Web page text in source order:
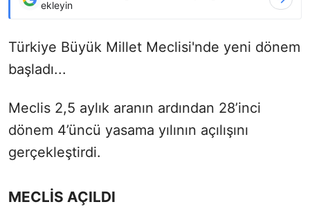
ekleyin
Türkiye Büyük Millet Meclisi'nde yeni dönem
başladı...
Meclis 2,5 aylık aranın ardından 28’inci
dönem 4’üncü yasama yılının açılışını
gerçekleştirdi.
MECLİS AÇILDI